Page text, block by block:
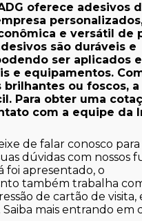
oferece adesivos
e versátil de
são duráveis e
ser aplicados
e equipamentos.
brilhantes ou foscos,
Para obter uma
com a equipe da
de falar conosco
dúvidas com nossos
foi apresentado, o
também trabalha
de cartão de visita,
mais entrando em